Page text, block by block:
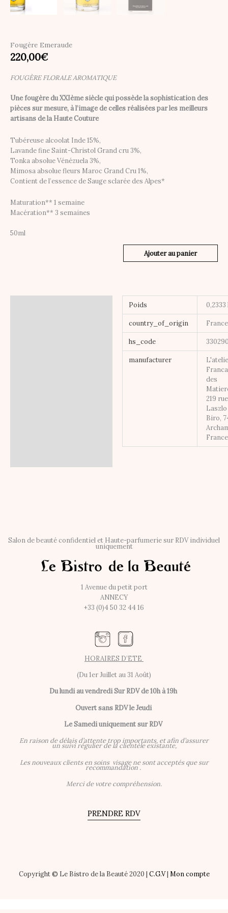
Fougère Emeraude
220,00€
FOUGÈRE FLORALE AROMATIQUE
Une fougère du XXIème siècle qui possède la sophistication des
pièces sur mesure, à l’image de celles réalisées par les meilleurs
artisans de la Haute Couture
Tubéreuse alcoolat Inde 15%,
Lavande fine Saint-Christol Grand cru 3%,
Tonka absolue Vénézuela 3%,
Mimosa absolue fleurs Maroc Grand Cru 1%,
Contient de l’essence de Sauge sclarée des Alpes*
Maturation** 1 semaine
Macération** 3 semaines
50ml
Ajouter au panier
Poids 0,2333
country_of_origin France
hs_code
manufacturer
des
219 rue
Laszlo
Biro,
France
Salon de beauté confidentiel et Haute-parfumerie sur RDV individuel
uniquement
1 Avenue du petit port
ANNECY
+33 (0)4 50 32 44 16
HORAIRES D’ETE
(Du 1er Juillet au 31 Août)
Du lundi au vendrediSur RDV de 10h à 19h
Ouvert sans RDV le Jeudi
Le Samedi uniquement sur RDV
En raison de délais d’attente trop importants, et afin d’assurer
un suivi régulier de la clientèle existante,
Les nouveaux clients en soins visage ne sont acceptés que sur
recommandation .
Merci de votre compréhension.
PRENDRE RDV
Copyright © Le Bistro de la Beauté 2020 | C.G.V| Mon compte